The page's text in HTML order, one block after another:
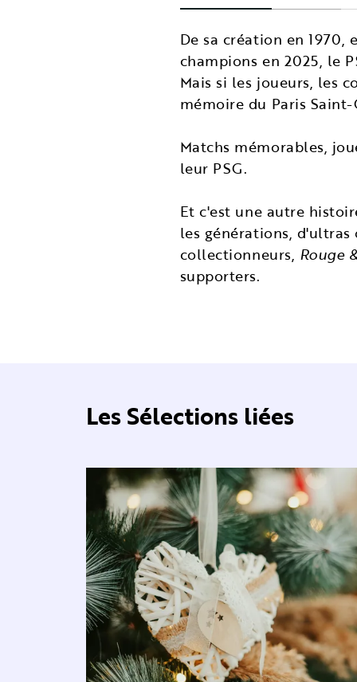
De sa création en 1970,
champions en 2025, le
Mais si les joueurs, les
mémoire du Paris Saint-
Matchs mémorables,
leur PSG.
Et c'est une autre
les générations,
collectionneurs, Rouge
supporters.
Les Sélections liées